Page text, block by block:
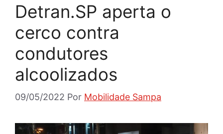
Detran.SP aperta o
cerco contra
condutores
alcoolizados
09/05/2022 Por Mobilidade Sampa